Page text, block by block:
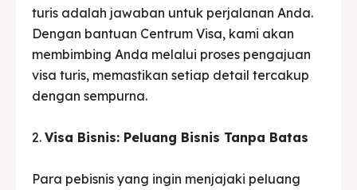
turis adalah jawaban untuk perjalanan Anda.
Dengan bantuan Centrum Visa, kami akan
membimbing Anda melalui proses pengajuan
visa turis, memastikan setiap detail tercakup
dengan sempurna.
2. Visa Bisnis: Peluang Bisnis Tanpa Batas
Para pebisnis yang ingin menjajaki peluang